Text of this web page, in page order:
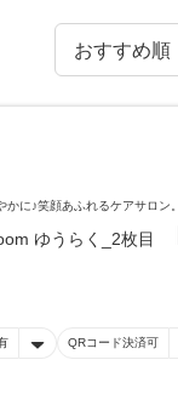
に♪笑顔あふれるケアサロン。
QRコード決済可